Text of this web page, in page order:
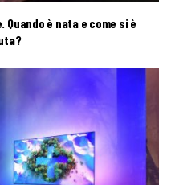
Quando è nata e come si è